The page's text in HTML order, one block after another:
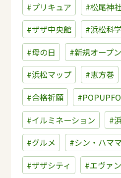
#プリキュア
#松尾神
#ザザ中央館
#浜松科
#母の日
#新規オープン
#浜松マップ
#恵方巻
#合格祈願
#イルミネーション
#
#グルメ
#シン・ハマ
#ザザシティ
#エヴァ